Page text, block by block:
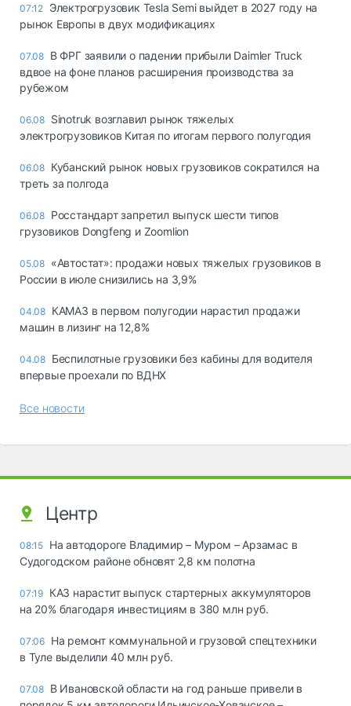
07:12 Электрогрузовик Tesla Semi выйдет в 2027 году на
рынок Европы в двух модификациях
07.08 В ФРГ заявили о падении прибыли Daimler Truck
вдвое на фоне планов расширения производства за
рубежом
06.08 Sinotruk возглавил рынок тяжелых
электрогрузовиков Китая по итогам первого полугодия
06.08 Кубанский рынок новых грузовиков сократился на
треть за полгода
06.08 Росстандарт запретил выпуск шести типов
грузовиков Dongfeng и Zoomlion
05.08 «Автостат»: продажи новых тяжелых грузовиков в
России в июле снизились на 3,9%
04.08 КАМАЗ в первом полугодии нарастил продажи
машин в лизинг на 12,8%
04.08 Беспилотные грузовики без кабины для водителя
впервые проехали по ВДНХ
Все новости
Центр
08:15 На автодороге Владимир – Муром – Арзамас в
Судогодском районе обновят 2,8 км полотна
07:19 КАЗ нарастит выпуск стартерных аккумуляторов
на 20% благодаря инвестициям в 380 млн руб.
07:06 На ремонт коммунальной и грузовой спецтехники
в Туле выделили 40 млн руб.
07.08 В Ивановской области на год раньше привели в